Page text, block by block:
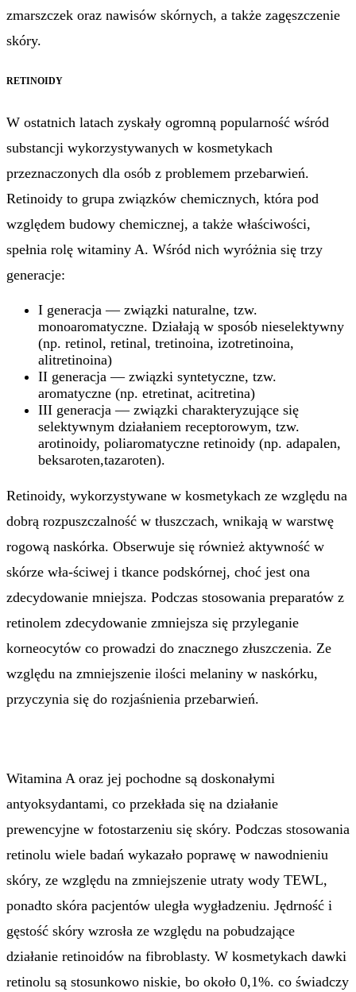
zmarszczek oraz nawisów skórnych, a także zagęszczenie
skóry.
RETINOIDY
W ostatnich latach zyskały ogromną popularność wśród
substancji wykorzystywanych w kosmetykach
przeznaczonych dla osób z problemem przebarwień.
Retinoidy to grupa związków chemicznych, która pod
względem budowy chemicznej, a także właściwości,
spełnia rolę witaminy A. Wśród nich wyróżnia się trzy
generacje:
I generacja — związki naturalne, tzw.
monoaromatyczne. Działają w sposób nieselektywny
(np. retinol, retinal, tretinoina, izotretinoina,
alitretinoina)
II generacja — związki syntetyczne, tzw.
aromatyczne (np. etretinat, acitretina)
III generacja — związki charakteryzujące się
selektywnym działaniem receptorowym, tzw.
arotinoidy, poliaromatyczne retinoidy (np. adapalen,
beksaroten,tazaroten).
Retinoidy, wykorzystywane w kosmetykach ze względu na
dobrą rozpuszczalność w tłuszczach, wnikają w warstwę
rogową naskórka. Obserwuje się również aktywność w
skórze wła-ściwej i tkance podskórnej, choć jest ona
zdecydowanie mniejsza. Podczas stosowania preparatów z
retinolem zdecydowanie zmniejsza się przyleganie
korneocytów co prowadzi do znacznego złuszczenia. Ze
względu na zmniejszenie ilości melaniny w naskórku,
przyczynia się do rozjaśnienia przebarwień.
Witamina A oraz jej pochodne są doskonałymi
antyoksydantami, co przekłada się na działanie
prewencyjne w fotostarzeniu się skóry. Podczas stosowania
retinolu wiele badań wykazało poprawę w nawodnieniu
skóry, ze względu na zmniejszenie utraty wody TEWL,
ponadto skóra pacjentów uległa wygładzeniu. Jędrność i
gęstość skóry wzrosła ze względu na pobudzające
działanie retinoidów na fibroblasty. W kosmetykach dawki
retinolu są stosunkowo niskie, bo około 0,1%. co świadczy